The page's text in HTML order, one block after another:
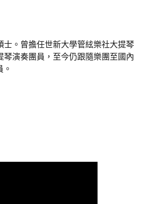
。曾擔任世新大學管絃樂社大提琴
演奏團員，至今仍跟隨樂團至國內